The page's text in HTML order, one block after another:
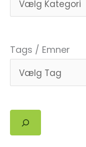
Kirkegård!
Tags / Emner
Søg